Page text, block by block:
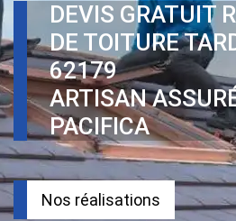
DEVIS GRATUIT
DE TOITURE
62179
ARTISAN
PACIFICA
Nos réalisations